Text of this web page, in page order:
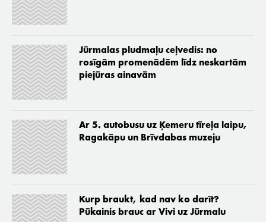
Jūrmalas pludmaļu ceļvedis: no
rosīgām promenādēm līdz neskartām
piejūras ainavām
Ar 5. autobusu uz Ķemeru tīreļa laipu,
Ragakāpu un Brīvdabas muzeju
Kurp braukt, kad nav ko darīt?
Pūkainis brauc ar Vivi uz Jūrmalu